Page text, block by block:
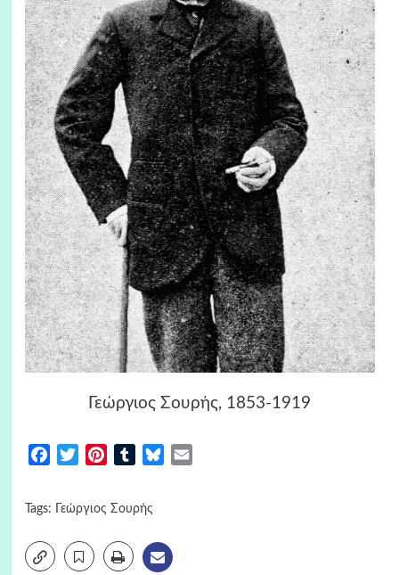
Γεώργιος Σουρής, 1853-1919
FacebookTwitterPinterestTumblrBluesky
Tags: Γεώργιος Σουρής